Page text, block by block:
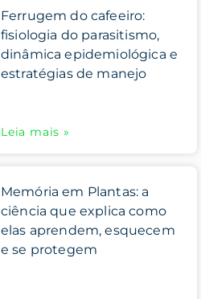
Ferrugem do cafeeiro:
fisiologia do parasitismo,
dinâmica epidemiológica e
estratégias de manejo
Leia mais »
Memória em Plantas: a
ciência que explica como
elas aprendem, esquecem
e se protegem